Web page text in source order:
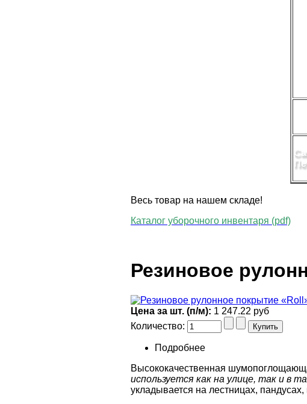
Весь товар на нашем складе!
Каталог уборочного инвентаря (pdf)
Резиновое
Цена за шт. (п/м): 1 247.22 руб
Количество:
Подробнее
Высококачественная
используется как на улице, так и в
укладывается на лестницах,